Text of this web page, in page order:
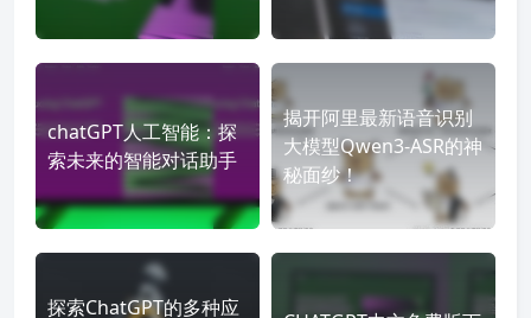
chatGPT人工智能：探
索未来的智能对话助手
揭开阿里最新语音识别
大模型Qwen3-ASR的神
秘面纱！
探索ChatGPT的多种应